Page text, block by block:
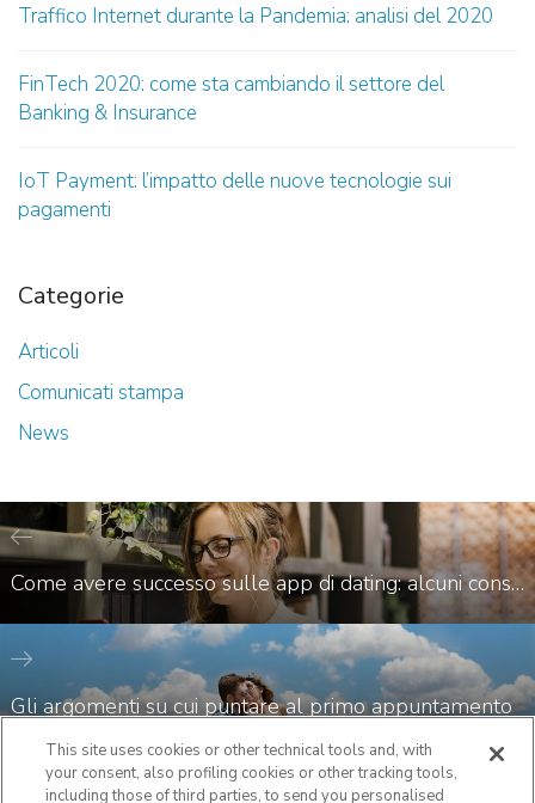
Traffico Internet durante la Pandemia: analisi del 2020
FinTech 2020: come sta cambiando il settore del
Banking & Insurance
IoT Payment: l’impatto delle nuove tecnologie sui
pagamenti
Categorie
Articoli
Comunicati stampa
News
Come avere successo sulle app di dating: alcuni consigli
Gli argomenti su cui puntare al primo appuntamento
This site uses cookies or other technical tools and, with
your consent, also profiling cookies or other tracking tools,
including those of third parties, to send you personalised